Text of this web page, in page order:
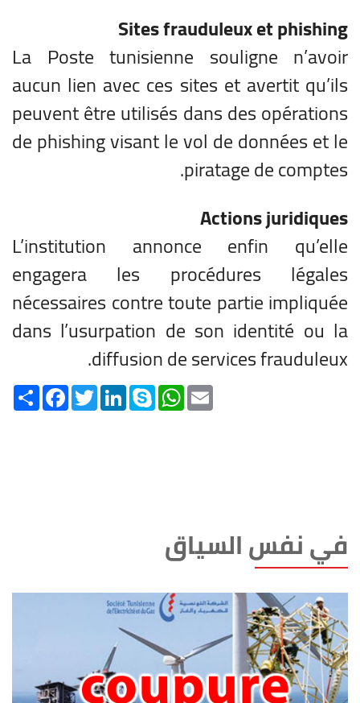
Sites frauduleux et phishing
La Poste tunisienne souligne n’avoir
aucun lien avec ces sites et avertit qu’ils
peuvent être utilisés dans des opérations
de phishing visant le vol de données et le
piratage de comptes.
Actions juridiques
L’institution annonce enfin qu’elle
engagera les procédures légales
nécessaires contre toute partie impliquée
dans l’usurpation de son identité ou la
diffusion de services frauduleux.
Share FacebookTwitterLinkedInSkype WhatsApp
في نفس السياق